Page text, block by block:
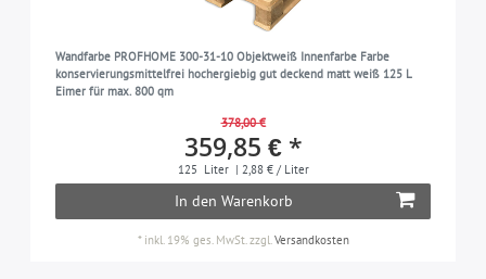
Wandfarbe PROFHOME 300-31-10 Objektweiß Innenfarbe Farbe
konservierungsmittelfrei hochergiebig gut deckend matt weiß 125 L
Eimer für max. 800 qm
378,00 €
359,85 € *
125 Liter | 2,88 € / Liter
In den Warenkorb
* inkl. 19% ges. MwSt.zzgl.Versandkosten